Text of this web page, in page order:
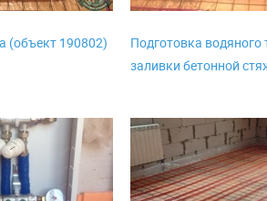
(объект 190802)
Подготовка водяного
заливки бетонной